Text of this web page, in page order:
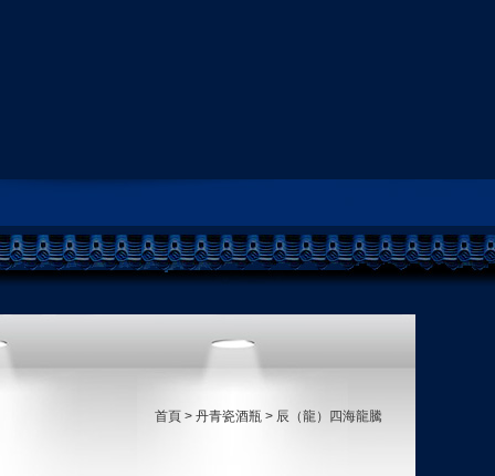
首頁 > 丹青瓷酒瓶 > 辰（龍）四海龍騰